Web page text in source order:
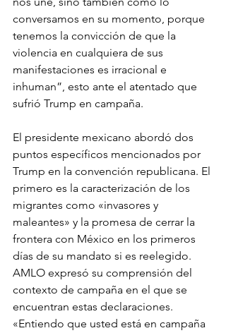
conversamos en su momento, porque
tenemos la convicción de que la
violencia en cualquiera de sus
manifestaciones es irracional e
inhuman”, esto ante el atentado que
sufrió Trump en campaña.
El presidente mexicano abordó dos
puntos específicos mencionados por
Trump en la convención republicana. El
primero es la caracterización de los
migrantes como «invasores y
maleantes» y la promesa de cerrar la
frontera con México en los primeros
días de su mandato si es reelegido.
AMLO expresó su comprensión del
contexto de campaña en el que se
encuentran estas declaraciones.
«Entiendo que usted está en campaña